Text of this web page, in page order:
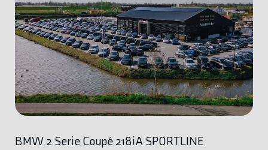
BMW 2 Serie Coupé 218iA SPORTLINE